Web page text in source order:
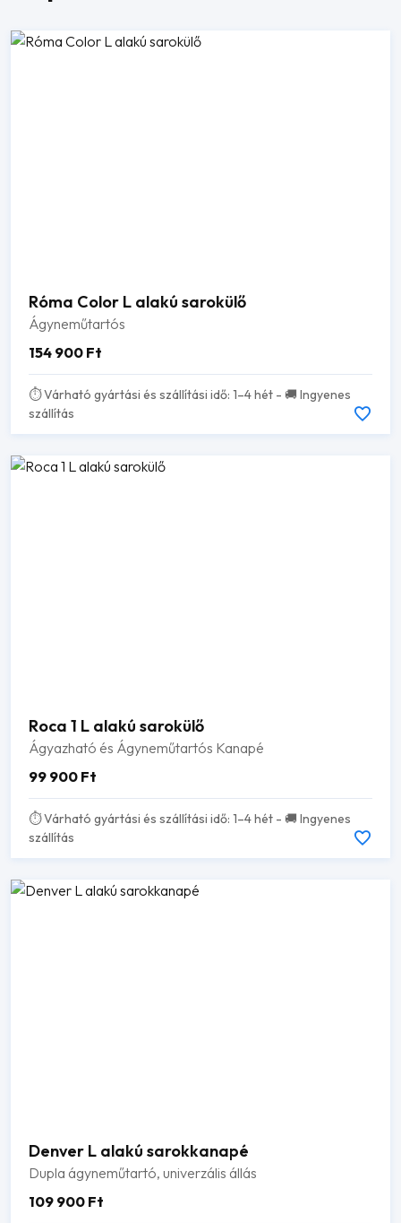
Róma Color L alakú sarokülő
Ágyneműtartós
154 900 Ft
⏱️ Várható gyártási és szállítási idő: 1–4 hét - 🚚 Ingyenes
szállítás
Roca 1 L alakú sarokülő
Ágyazható és Ágyneműtartós Kanapé
99 900 Ft
⏱️ Várható gyártási és szállítási idő: 1–4 hét - 🚚 Ingyenes
szállítás
Denver L alakú sarokkanapé
Dupla ágyneműtartó, univerzális állás
109 900 Ft